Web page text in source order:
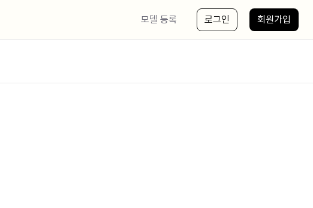
모델 등록 로그인 회원가입